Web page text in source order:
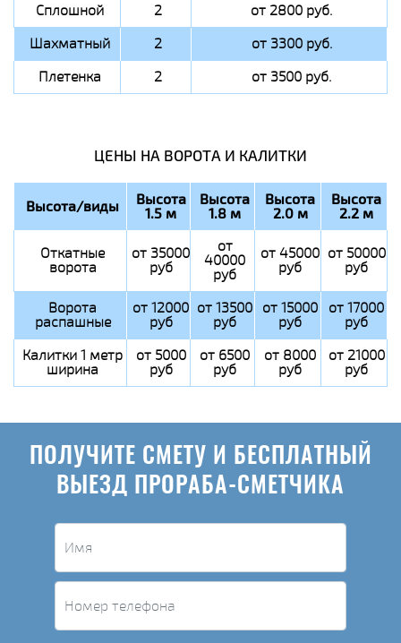
Сплошной
2
от 2800 руб.
Шахматный
2
от 3300 руб.
Плетенка
2 от 3500 руб.
ЦЕНЫ НА ВОРОТА И КАЛИТКИ
Высота/виды Высота
1.5 м
Высота
1.8 м
Высота
2.0 м
Высота
2.2 м
Откатные
ворота
от 35000
руб
от
40000
руб
от 45000
руб
от 50000
руб
Ворота
распашные
от 12000
руб
от 13500
руб
от 15000
руб
от 17000
руб
Калитки 1 метр
ширина
от 5000
руб
от 6500
руб
от 8000
руб
от 21000
руб
ПОЛУЧИТЕ СМЕТУ И БЕСПЛАТНЫЙ
ВЫЕЗД ПРОРАБА-СМЕТЧИКА